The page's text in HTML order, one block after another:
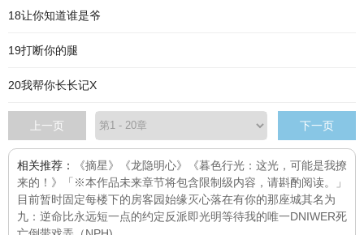
18让你知道谁是爷
19打断你的腿
20我帮你长长记X
上一页 下一页
相关推荐： 《摘星》 《龙隐明心》
《暮色行光：这光，可能是我撩
来的！》「※本作品未来章节将包含限制级内容，请斟酌阅读。」
目前暂时固定每楼下的房客园始缘灭心落在有你的那座城其名为
九：逆命比永远短一点的约定反派即光明等待我的唯一DNIWER死